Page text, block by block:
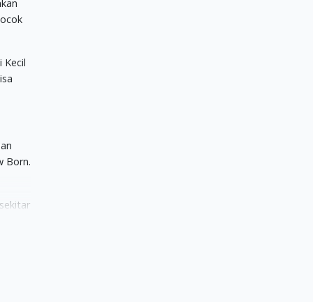
Kecil
Born.